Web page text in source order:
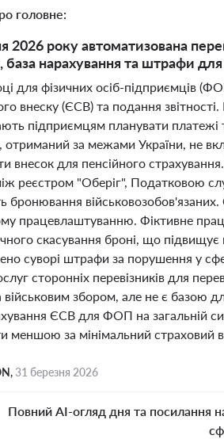
головне:
2026 року автоматизована
база нарахування та штрафи
для фізичних осіб-підприємців
внеску (ЄСВ) та подання
підприємцям планувати
отриманий за межами України, не
внесок для пенсійного
реєстром "Оберіг", Податковою
бронювання
працевлаштуванню. Фіктивне
скасування броні, що
суворі штрафи за порушення у
сторонніх перевізників для
збором, але не є базою
ЄСВ для ФОП на загальній
меншою за мінімальний страховий
31 березня 2026
Повний AI-огляд дня та посилання